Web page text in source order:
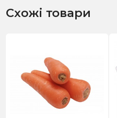
Схожі товари